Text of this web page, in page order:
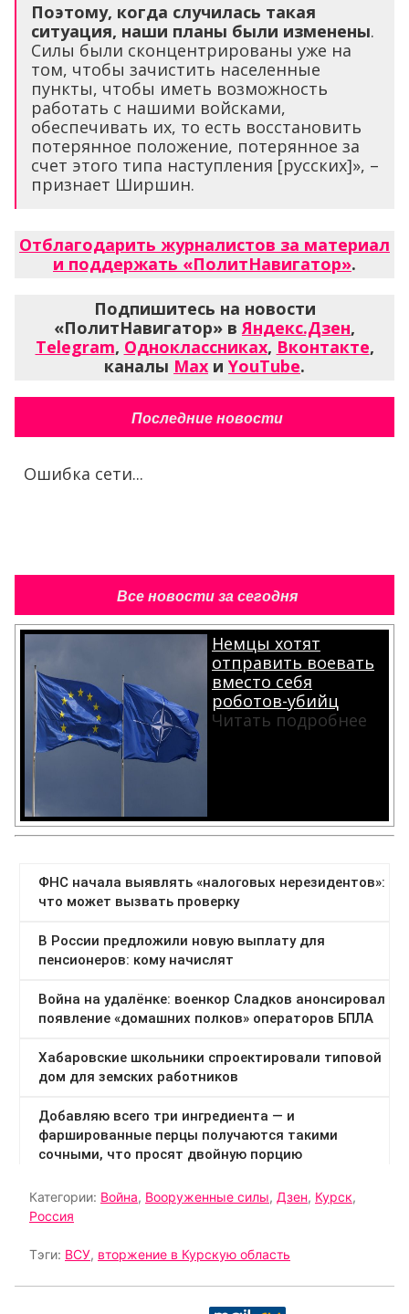
Поэтому, когда случилась такая
ситуация, наши планы были изменены.
Силы были сконцентрированы уже на
том, чтобы зачистить населенные
пункты, чтобы иметь возможность
работать с нашими войсками,
обеспечивать их, то есть восстановить
потерянное положение, потерянное за
счет этого типа наступления [русских]», –
признает Ширшин.
Отблагодарить журналистов за материал
и поддержать «ПолитНавигатор».
Подпишитесь на новости
«ПолитНавигатор» вЯндекс.Дзен,
Telegram, Одноклассниках, Вконтакте,
каналы Max и YouTube.
Последние новости
Ошибка сети...
Все новости за сегодня
Немцы хотят
отправить воевать
вместо себя
роботов-убийц
Читать подробнее
Категории: Война, Вооруженные силы, Дзен, Курск,
Россия
Тэги: ВСУ, вторжение в Курскую область